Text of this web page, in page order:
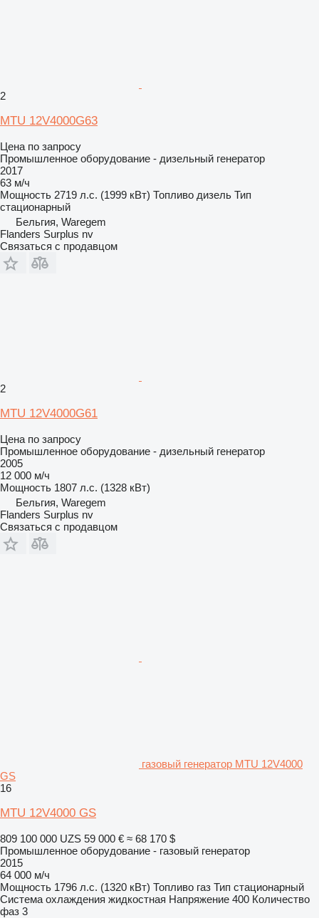
2
MTU 12V4000G63
Цена по запросу
Промышленное оборудование - дизельный генератор
2017
63 м/ч
Мощность 2719 л.с. (1999 кВт) Топливо дизель Тип
стационарный
Бельгия, Waregem
Flanders Surplus nv
Связаться с продавцом
2
MTU 12V4000G61
Цена по запросу
Промышленное оборудование - дизельный генератор
2005
12 000 м/ч
Мощность 1807 л.с. (1328 кВт)
Бельгия, Waregem
Flanders Surplus nv
Связаться с продавцом
газовый генератор MTU 12V4000
GS
16
MTU 12V4000 GS
809 100 000 UZS 59 000 € ≈ 68 170 $
Промышленное оборудование - газовый генератор
2015
64 000 м/ч
Мощность 1796 л.с. (1320 кВт) Топливо газ Тип стационарный
Система охлаждения жидкостная Напряжение 400 Количество
фаз 3